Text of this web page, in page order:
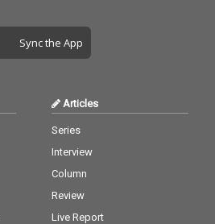
Sync the App
Articles
Series
Interview
Column
Review
Live Report